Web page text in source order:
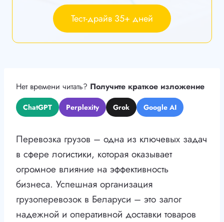
Тест-драйв 35+ дней
Нет времени читать? Получите краткое изложение
ChatGPT Perplexity Grok Google AI
Перевозка грузов – одна из ключевых задач
в сфере логистики, которая оказывает
огромное влияние на эффективность
бизнеса. Успешная организация
грузоперевозок в Беларуси – это залог
надежной и оперативной доставки товаров